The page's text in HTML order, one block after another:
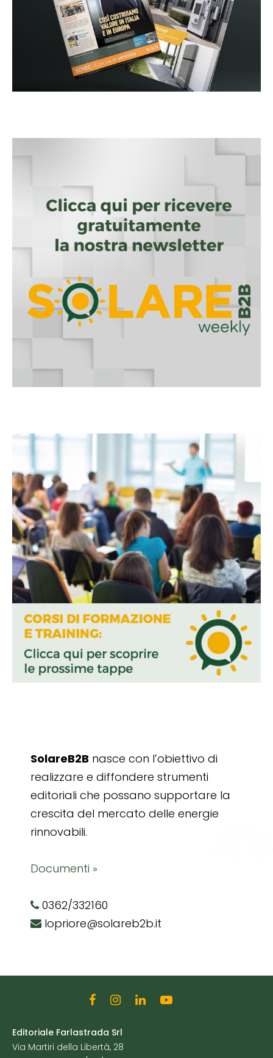
SolareB2B nasce con l’obiettivo di
realizzare e diffondere strumenti
editoriali che possano supportare la
crescita del mercato delle energie
rinnovabili.
Documenti »
0362/332160
lopriore@solareb2b.it
Editoriale Farlastrada Srl
Via Martiri della Libertà, 28